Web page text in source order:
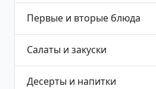
Первые и вторые блюда
Салаты и закуски
Десерты и напитки